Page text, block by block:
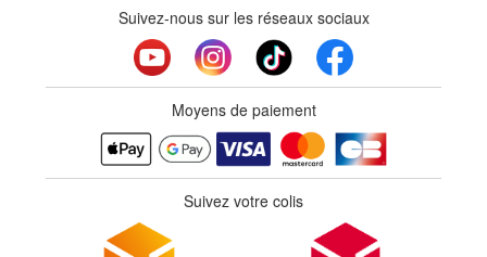
Suivez-nous sur les réseaux sociaux
Moyens de paiement
Suivez votre colis